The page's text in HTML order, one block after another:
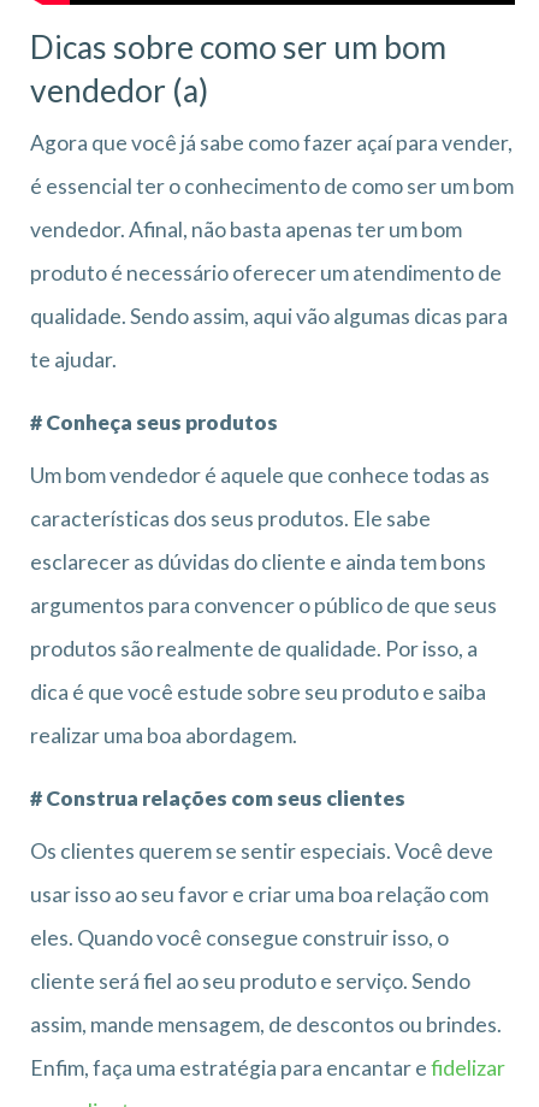
Dicas sobre como ser um bom
vendedor (a)
Agora que você já sabe como fazer açaí para vender,
é essencial ter o conhecimento de como ser um bom
vendedor. Afinal, não basta apenas ter um bom
produto é necessário oferecer um atendimento de
qualidade. Sendo assim, aqui vão algumas dicas para
te ajudar.
# Conheça seus produtos
Um bom vendedor é aquele que conhece todas as
características dos seus produtos. Ele sabe
esclarecer as dúvidas do cliente e ainda tem bons
argumentos para convencer o público de que seus
produtos são realmente de qualidade. Por isso, a
dica é que você estude sobre seu produto e saiba
realizar uma boa abordagem.
# Construa relações com seus clientes
Os clientes querem se sentir especiais. Você deve
usar isso ao seu favor e criar uma boa relação com
eles. Quando você consegue construir isso, o
cliente será fiel ao seu produto e serviço. Sendo
assim, mande mensagem, de descontos ou brindes.
Enfim, faça uma estratégia para encantar efidelizar